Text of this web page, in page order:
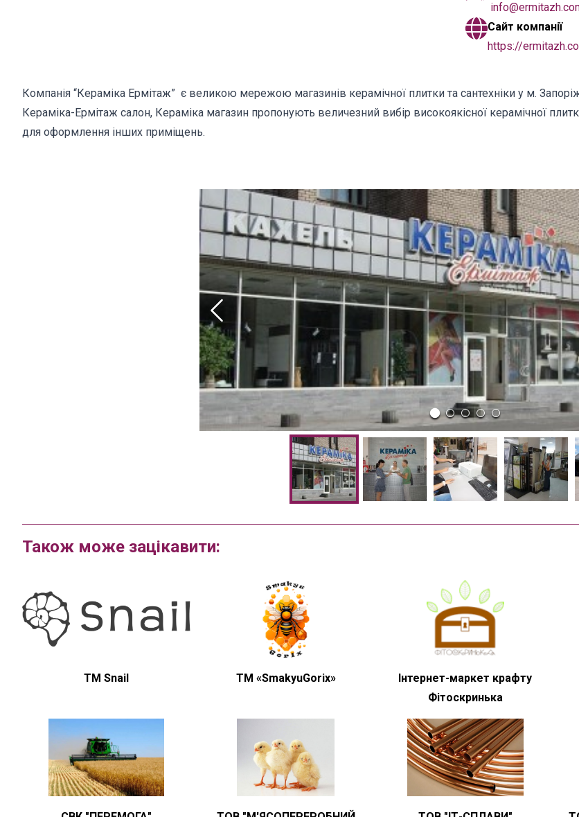
Сайт компанії
https://
Компанія “Кераміка Ермітаж” є великою мережою магазинів керамічної плитки та сантехніки у м.
Кераміка-Ермітаж салон, Кераміка магазин пропонують величезний вибір високоякісної керамічної
для оформлення інших приміщень.
Також може зацікавити:
TM Snail ТМ «SmakyuGorix»
Інтернет-маркет крафту
Фітоскринька